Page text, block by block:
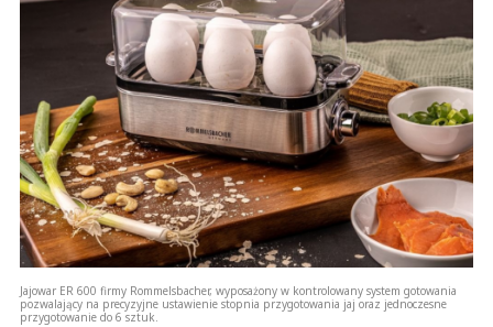
Jajowar ER 600 firmy Rommelsbacher, wyposażony w kontrolowany system gotowania
pozwalający na precyzyjne ustawienie stopnia przygotowania jaj oraz jednoczesne
przygotowanie do 6 sztuk.